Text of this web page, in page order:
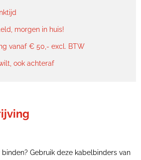
morgen in huis!
vanaf € 50,- excl. BTW
ook achteraf
binden? Gebruik deze kabelbinders van